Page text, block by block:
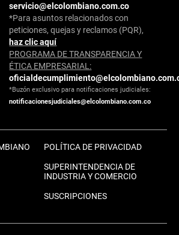
servicio@elcolombiano.com.co
*Para asuntos relacionados con
peticiones, quejas y reclamos (PQR),
haz clic aquí
PROGRAMA DE TRANSPARENCIA Y
ÉTICA EMPRESARIAL:
*Buzón exclusivo para notificaciones judiciales:
notificacionesjudiciales@elcolombiano.com.co
POLÍTICA DE PRIVACIDAD
SUPERINTENDENCIA DE
INDUSTRIA Y COMERCIO
SUSCRIPCIONES